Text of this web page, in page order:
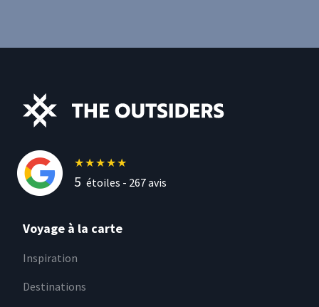
★★★★★
5 étoiles - 267avis
Voyage à la carte
Inspiration
Destinations